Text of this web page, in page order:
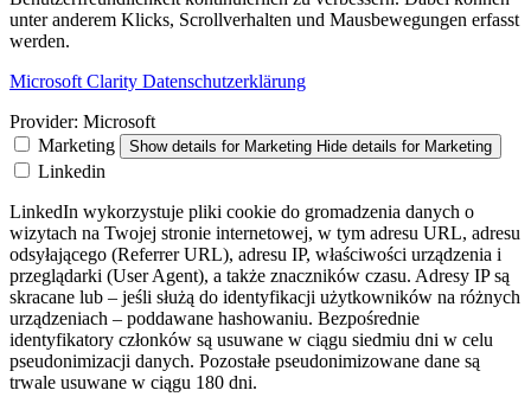
unter anderem Klicks, Scrollverhalten und Mausbewegungen erfasst
werden.
Microsoft Clarity Datenschutzerklärung
Provider: Microsoft
Marketing
Show details for Marketing Hide details for Marketing
Linkedin
LinkedIn wykorzystuje pliki cookie do gromadzenia danych o
wizytach na Twojej stronie internetowej, w tym adresu URL, adresu
odsyłającego (Referrer URL), adresu IP, właściwości urządzenia i
przeglądarki (User Agent), a także znaczników czasu. Adresy IP są
skracane lub – jeśli służą do identyfikacji użytkowników na różnych
urządzeniach – poddawane hashowaniu. Bezpośrednie
identyfikatory członków są usuwane w ciągu siedmiu dni w celu
pseudonimizacji danych. Pozostałe pseudonimizowane dane są
trwale usuwane w ciągu 180 dni.